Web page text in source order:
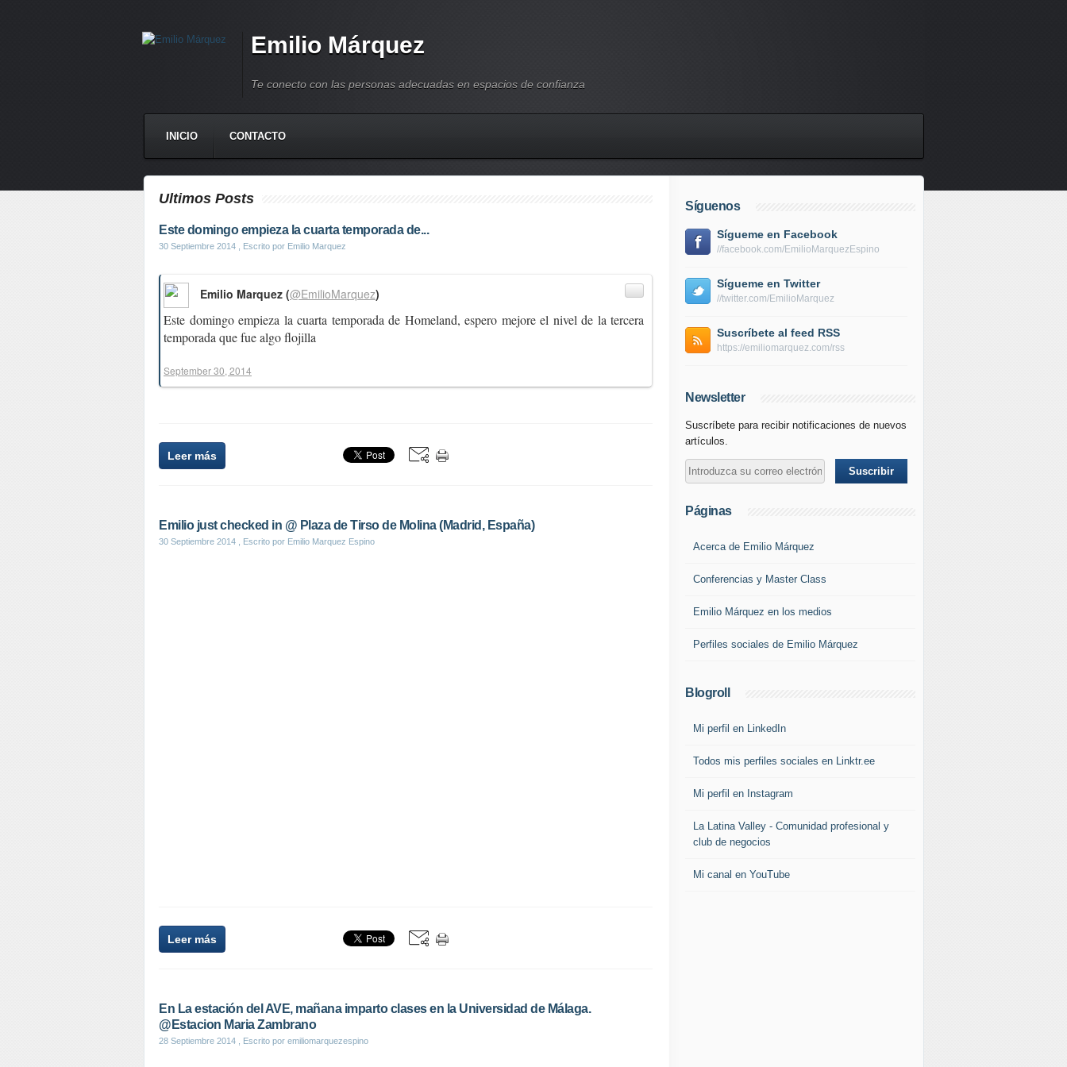
Emilio Márquez
Te conecto con las personas adecuadas en espacios de confianza
INICIO CONTACTO
Ultimos Posts
Este domingo empieza la cuarta temporada de...
30 Septiembre 2014 , Escrito por Emilio Marquez
Este domingo empieza la cuarta temporada de Homeland, espero mejore el nivel de la tercera
temporada que fue algo flojilla
Emilio Marquez (@EmilioMarquez)
September 30, 2014
Leer más
Emilio just checked in @ Plaza de Tirso de Molina (Madrid, España)
30 Septiembre 2014 , Escrito por Emilio Marquez Espino
Leer más
En La estación del AVE, mañana imparto clases en la Universidad de Málaga.
@Estacion Maria Zambrano
28 Septiembre 2014 , Escrito por emiliomarquezespino
Síguenos
Sígueme en Facebook
//facebook.com/EmilioMarquezEspino
Sígueme en Twitter
//twitter.com/EmilioMarquez
Suscríbete al feed RSS
https://emiliomarquez.com/rss
Newsletter
Suscríbete para recibir notificaciones de nuevos
artículos.
Páginas
Acerca de Emilio Márquez
Conferencias y Master Class
Emilio Márquez en los medios
Perfiles sociales de Emilio Márquez
Blogroll
Mi perfil en LinkedIn
Todos mis perfiles sociales en Linktr.ee
Mi perfil en Instagram
La Latina Valley - Comunidad profesional y
club de negocios
Mi canal en YouTube